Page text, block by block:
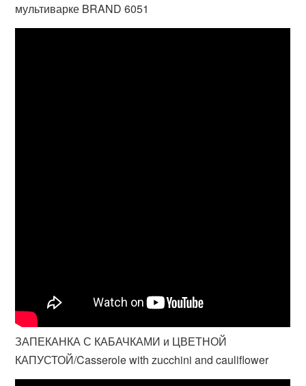
мультиварке BRAND 6051
ЗАПЕКАНКА С КАБАЧКАМИ и ЦВЕТНОЙ
КАПУСТОЙ/Casserole with zucchini and cauliflower